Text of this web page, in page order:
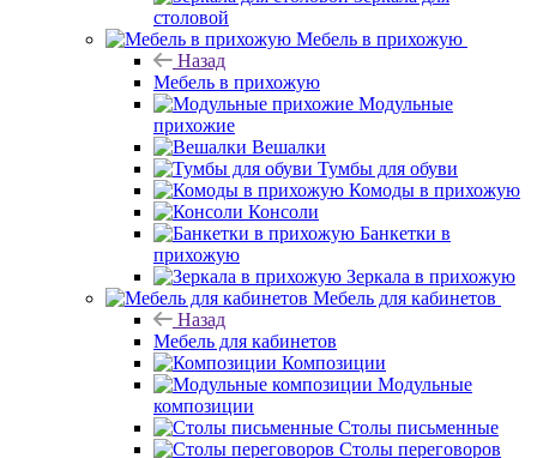
столовой
Мебель в прихожую
Назад
Мебель в прихожую
Модульные
прихожие
Вешалки
Тумбы для обуви
Комоды в прихожую
Консоли
Банкетки в
прихожую
Зеркала в прихожую
Мебель для кабинетов
Назад
Мебель для кабинетов
Композиции
Модульные
композиции
Столы письменные
Столы переговоров